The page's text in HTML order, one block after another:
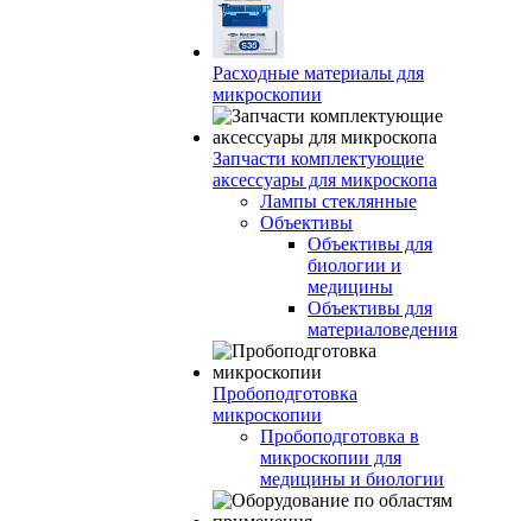
Расходные материалы для
микроскопии
Запчасти комплектующие
аксессуары для микроскопа
Лампы стеклянные
Объективы
Объективы для
биологии и
медицины
Объективы для
материаловедения
Пробоподготовка
микроскопии
Пробоподготовка в
микроскопии для
медицины и биологии